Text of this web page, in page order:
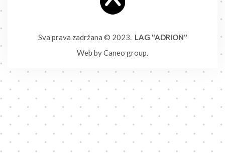
Sva prava zadržana © 2023. LAG "ADRION"
Web byCaneo group.